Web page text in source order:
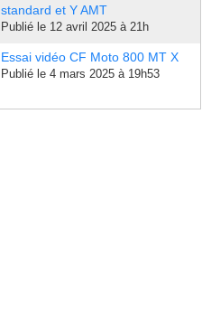
standard et Y AMT
Publié le 12 avril 2025 à 21h
Essai vidéo CF Moto 800 MT X
Publié le 4 mars 2025 à 19h53